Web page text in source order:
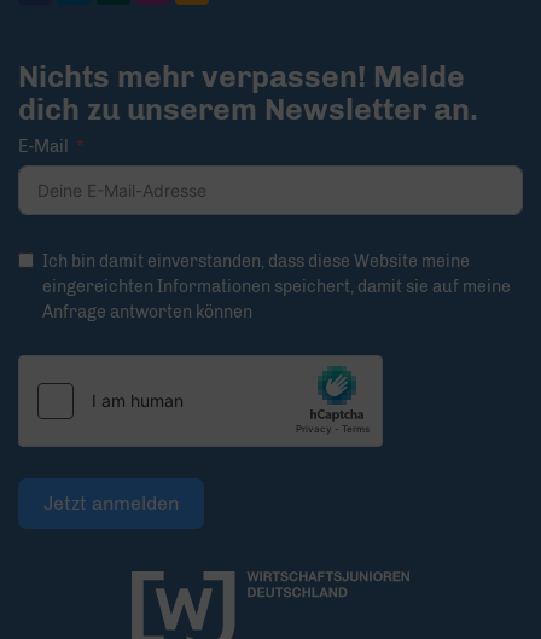
Nichts mehr verpassen! Melde
dich zu unserem Newsletter an.
E-Mail
Ich bin damit einverstanden, dass diese Website meine
eingereichten Informationen speichert, damit sie auf meine
Anfrage antworten können
Jetzt anmelden